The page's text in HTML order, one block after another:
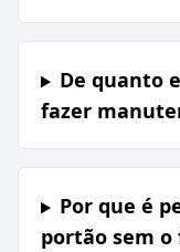
De quanto
fazer
Por que é
portão sem o